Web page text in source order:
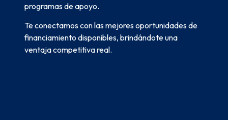
programas de apoyo.
Te conectamos con las mejores oportunidades de
financiamiento disponibles, brindándote una
ventaja competitiva real.